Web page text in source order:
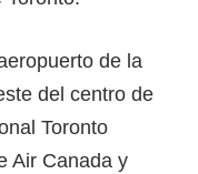
de la
del centro de
Toronto
Air Canada y